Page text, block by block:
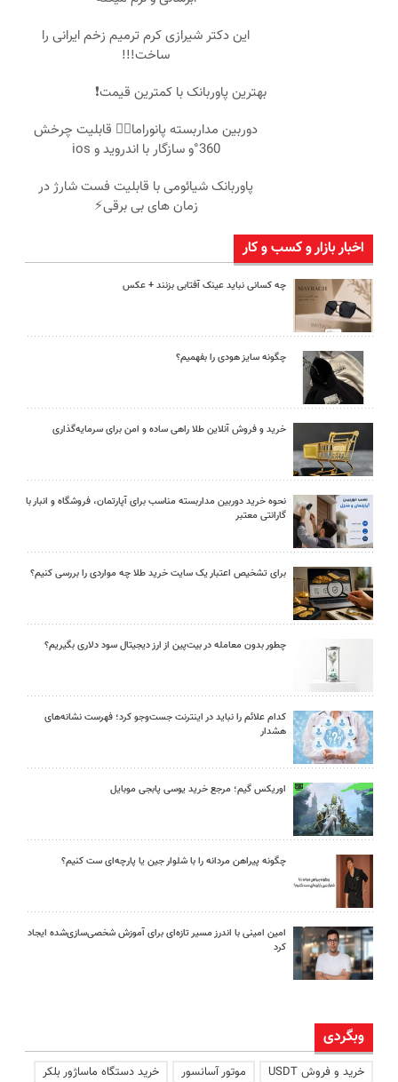
این دکتر شیرازی کرم ترمیم زخم ایرانی را
ساخت!!!
بهترین پاوربانک با کمترین قیمت❗
دوربین مداربسته پانوراما👈🏻 قابلیت چرخش
360°و سازگار با اندروید و ios
پاوربانک شیائومی با قابلیت فست شارژ در
زمان های بی برقی⚡
اخبار بازار و کسب و کار
چه کسانی نباید عینک آفتابی بزنند + عکس
چگونه سایز هودی را بفهمیم؟
خرید و فروش آنلاین طلا راهی ساده و امن برای سرمایه‌گذاری
نحوه خرید دوربین مداربسته مناسب برای آپارتمان، فروشگاه و انبار با
گارانتی معتبر
برای تشخیص اعتبار یک سایت خرید طلا چه مواردی را بررسی کنیم؟
چطور بدون معامله در بیت‌پین از ارز دیجیتال سود دلاری بگیریم؟
کدام علائم را نباید در اینترنت جست‌وجو کرد؛ فهرست نشانه‌های
هشدار
اوریکس گیم؛ مرجع خرید یوسی پابجی موبایل
چگونه پیراهن مردانه را با شلوار جین یا پارچه‌ای ست کنیم؟
امین امینی با اندرز مسیر تازه‌ای برای آموزش شخصی‌سازی‌شده ایجاد
کرد
وبگردی
خرید و فروش USDT موتور آسانسور
خرید دستگاه ماساژور بلکر